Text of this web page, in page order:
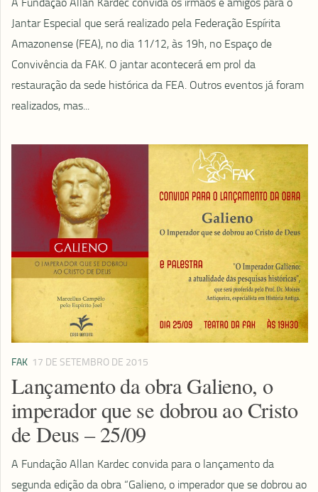
Jantar Especial que será realizado pela Federação Espírita
Amazonense (FEA), no dia 11/12, às 19h, no Espaço de
Convivência da FAK. O jantar acontecerá em prol da
restauração da sede histórica da FEA. Outros eventos já foram
realizados, mas...
FAK 17 DE SETEMBRO DE 2015
Lançamento da obra Galieno, o
imperador que se dobrou ao Cristo
de Deus – 25/09
A Fundação Allan Kardec convida para o lançamento da
segunda edição da obra “Galieno, o imperador que se dobrou ao